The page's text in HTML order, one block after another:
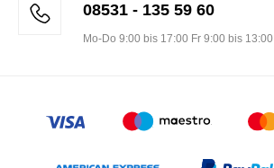
08531 - 135 59 60
Mo-Do 9:00 bis 17:00 Fr 9:00 bis 13:00